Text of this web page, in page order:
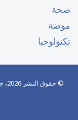
صحة
موضة
تكنولوجيا
© حقوق النشر 2026، جميع الحقوق محفوظة |